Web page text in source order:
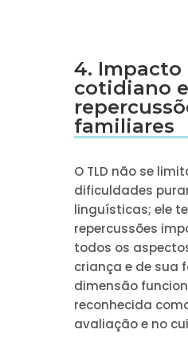
4. Impacto
cotidiano e
familiares
O TLD não se
dificuldades
linguísticas; ele
repercussões
todos os
criança e de sua
dimensão
reconhecida
avaliação e no